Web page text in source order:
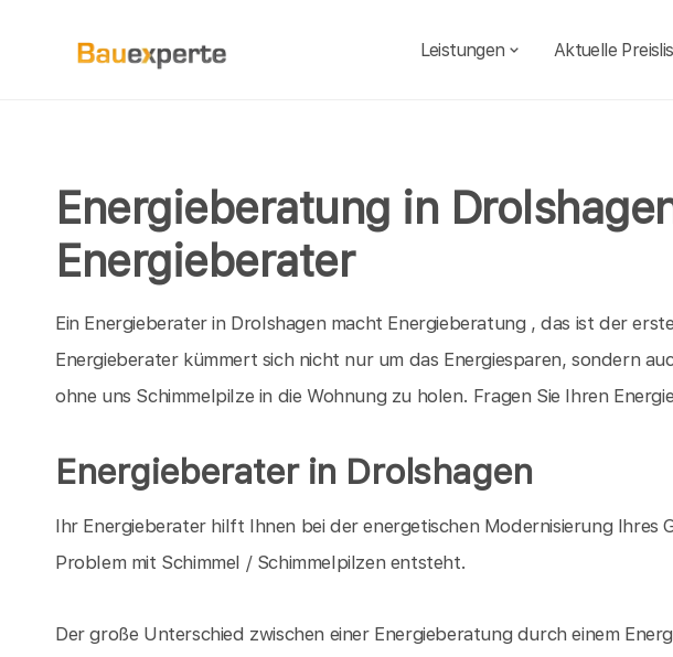
Leistungen Aktuelle
Energieberatung in
Energieberater
Ein Energieberater in Drolshagen macht Energieberatung , das ist der
Energieberater kümmert sich nicht nur um das Energiesparen, sondern
ohne uns Schimmelpilze in die Wohnung zu holen. Fragen Sie Ihren
Energieberater in Drolshagen
Ihr Energieberater hilft Ihnen bei der energetischen Modernisierung Ihres
Problem mit Schimmel / Schimmelpilzen entsteht.
Der große Unterschied zwischen einer Energieberatung durch einem